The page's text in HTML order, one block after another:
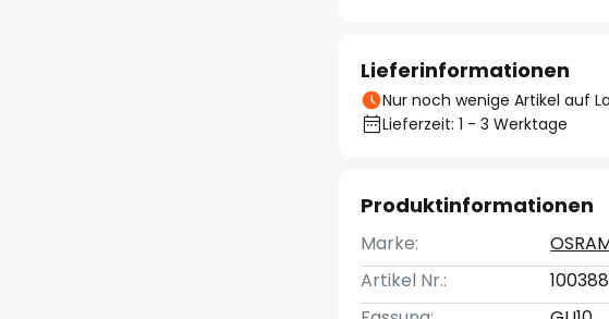
Lieferinformationen
Nur noch wenige Artikel auf
Lieferzeit: 1 - 3 Werktage
Produktinformationen
Marke:
Artikel Nr.: